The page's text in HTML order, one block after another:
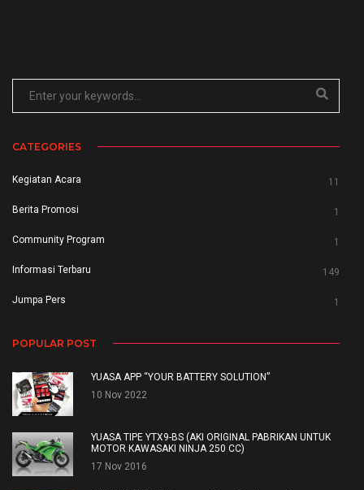
CATEGORIES
Kegiatan Acara 11
Berita Promosi 1
Community Program 1
Informasi Terbaru 149
Jumpa Pers 1
POPULAR POST
YUASA APP “YOUR BATTERY SOLUTION”
10 Nov 2022
YUASA TIPE YTX9-BS (AKI ORIGINAL PABRIKAN UNTUK
MOTOR KAWASAKI NINJA 250 CC)
17 Nov 2016